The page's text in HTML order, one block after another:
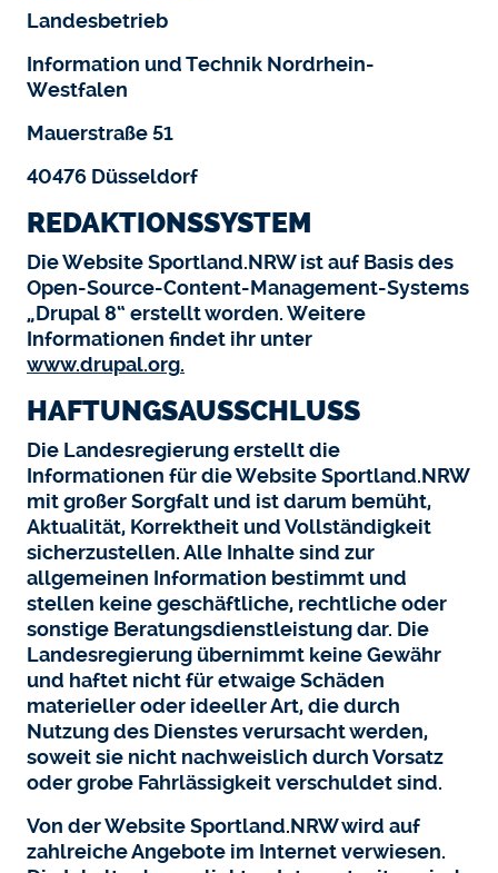
Landesbetrieb
Information und Technik Nordrhein-
Westfalen
Mauerstraße 51
40476 Düsseldorf
REDAKTIONSSYSTEM
Die Website Sportland.NRW ist auf Basis des
Open-Source-Content-Management-Systems
„Drupal 8“ erstellt worden. Weitere
Informationen findet ihr unter
www.drupal.org.
HAFTUNGSAUSSCHLUSS
Die Landesregierung erstellt die
Informationen für die Website Sportland.NRW
mit großer Sorgfalt und ist darum bemüht,
Aktualität, Korrektheit und Vollständigkeit
sicherzustellen. Alle Inhalte sind zur
allgemeinen Information bestimmt und
stellen keine geschäftliche, rechtliche oder
sonstige Beratungsdienstleistung dar. Die
Landesregierung übernimmt keine Gewähr
und haftet nicht für etwaige Schäden
materieller oder ideeller Art, die durch
Nutzung des Dienstes verursacht werden,
soweit sie nicht nachweislich durch Vorsatz
oder grobe Fahrlässigkeit verschuldet sind.
Von der Website Sportland.NRW wird auf
zahlreiche Angebote im Internet verwiesen.